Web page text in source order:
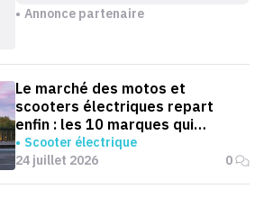
Annonce partenaire
Le marché des motos et
scooters électriques repart
enfin : les 10 marques qui
dominent la France
Scooter électrique
24 juillet 2026
0